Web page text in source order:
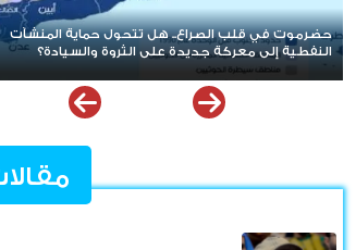
بعد حرب الممرات وتمدد الإرهاب.. هل يقترب
قراءة قضية شعب الجنوب؟